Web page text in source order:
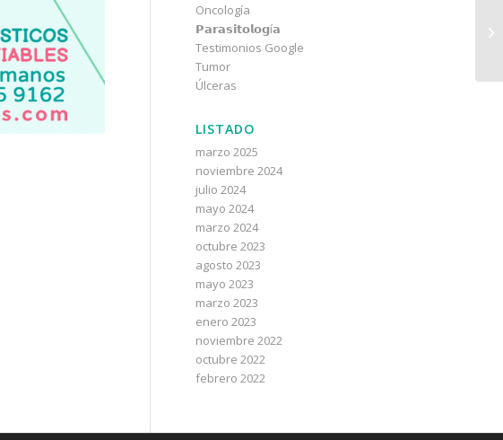
Oncología
𝗣𝗮𝗿𝗮𝘀𝗶𝘁𝗼𝗹𝗼𝗴í𝗮
Testimonios Google
Tumor
Úlceras
LISTADO
marzo 2025
noviembre 2024
julio 2024
mayo 2024
marzo 2024
octubre 2023
agosto 2023
mayo 2023
marzo 2023
enero 2023
noviembre 2022
octubre 2022
febrero 2022